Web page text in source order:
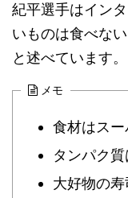
紀平選手はイン
いものは食べな
と述べています。
メモ
食材はス
タンパク
大好物の